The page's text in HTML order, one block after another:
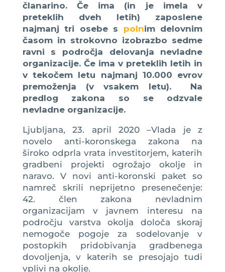
članarino. Če ima (in je imela v
preteklih dveh letih) zaposlene
najmanj tri osebe s polnim delovnim
časom in strokovno izobrazbo sedme
ravni s področja delovanja nevladne
organizacije. Če ima v preteklih letih in
v tekočem letu najmanj 10.000 evrov
premoženja (v vsakem letu). Na
predlog zakona so se odzvale
nevladne organizacije.
Ljubljana, 23. april 2020 –Vlada je z
novelo anti-koronskega zakona na
široko odprla vrata investitorjem, katerih
gradbeni projekti ogrožajo okolje in
naravo. V novi anti-koronski paket so
namreč skrili neprijetno presenečenje:
42. člen zakona nevladnim
organizacijam v javnem interesu na
področju varstva okolja določa skoraj
nemogoče pogoje za sodelovanje v
postopkih pridobivanja gradbenega
dovoljenja, v katerih se presojajo tudi
vplivi na okolje.